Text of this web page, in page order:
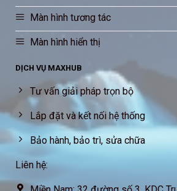
Màn hình tương tác
Màn hình hiển thị
DỊCH VỤ MAXHUB
Tư vấn giải pháp trọn bộ
Lắp đặt và kết nối hệ thống
Bảo hành, bảo trì, sửa chữa
Liên hệ: